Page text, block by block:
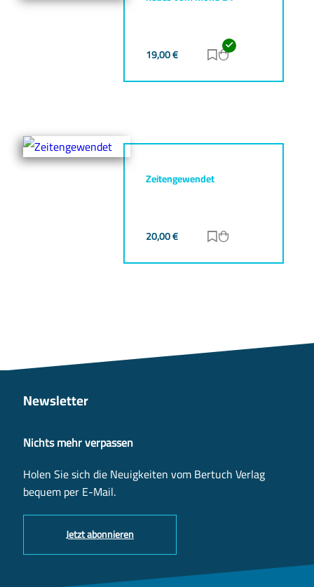
19,00€ Zur Merkliste
Zum Warenkorb
Zeitengewendet
20,00€ Zur Merkliste
Newsletter
Nichts mehr verpassen
Holen Sie sich die Neuigkeiten vom Bertuch Verlag
bequem per E-Mail.
Jetzt abonnieren